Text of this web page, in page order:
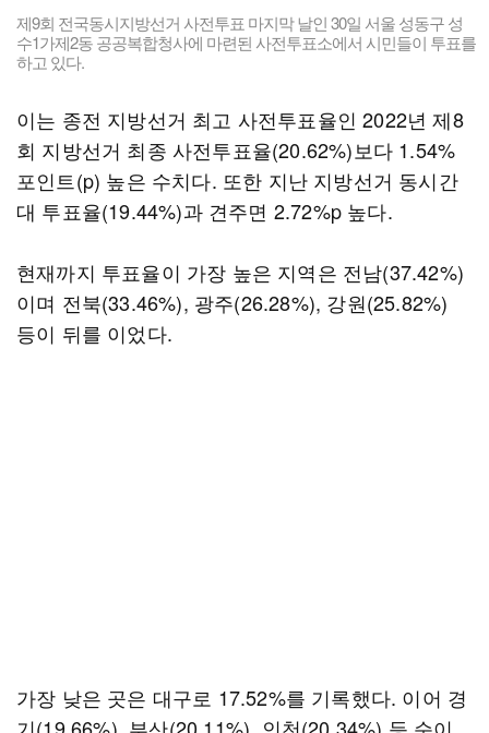
제9회 전국동시지방선거 사전투표 마지막 날인 30일 서울 성동구 성
수1가제2동 공공복합청사에 마련된 사전투표소에서 시민들이 투표를
하고 있다.
이는 종전 지방선거 최고 사전투표율인 2022년 제8
회 지방선거 최종 사전투표율(20.62%)보다 1.54%
포인트(p) 높은 수치다. 또한 지난 지방선거 동시간
대 투표율(19.44%)과 견주면 2.72%p 높다.
현재까지 투표율이 가장 높은 지역은 전남(37.42%)
이며 전북(33.46%), 광주(26.28%), 강원(25.82%)
등이 뒤를 이었다.
가장 낮은 곳은 대구로 17.52%를 기록했다. 이어 경